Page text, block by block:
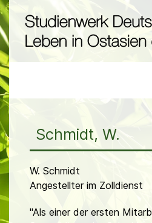
Schmidt, W.
W. Schmidt
Angestellter im Zolldienst
"Als einer der ersten